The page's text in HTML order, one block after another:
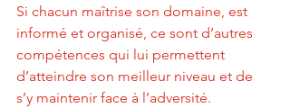
Si chacun maîtrise son domaine, est
informé et organisé, ce sont d’autres
compétences qui lui permettent
d’atteindre son meilleur niveau et de
s’y maintenir face à l’adversité.